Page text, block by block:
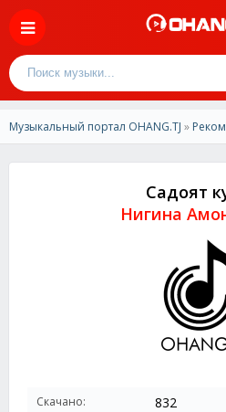
Музыкальный портал OHANG.TJ »
Садоят
Нигина
Скачано: 832